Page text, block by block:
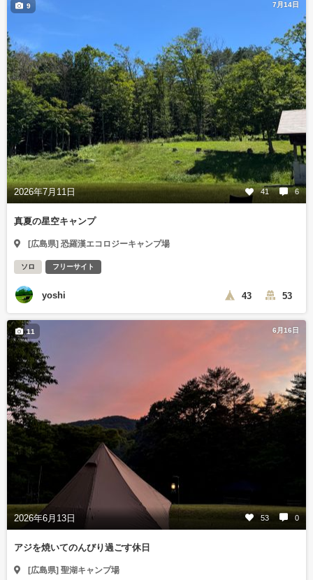
7月14日
2026年7月11日 41 6
9
真夏の星空キャンプ
[広島県] 恐羅漢エコロジーキャンプ場
ソロ フリーサイト
yoshi 43 53
6月16日
2026年6月13日 53 0
11
アジを焼いてのんびり過ごす休日
[広島県] 聖湖キャンプ場